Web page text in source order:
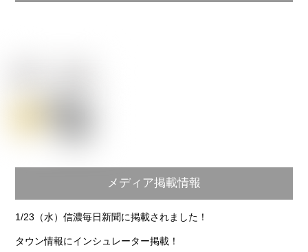
メディア掲載情報
1/23（水）信濃毎日新聞に掲載されました！
タウン情報にインシュレーター掲載！